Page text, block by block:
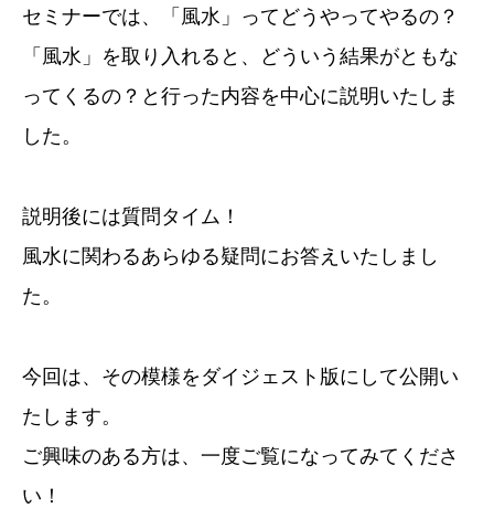
セミナーでは、「風水」ってどうやってやるの？
「風水」を取り入れると、どういう結果がともな
ってくるの？と行った内容を中心に説明いたしま
した。
説明後には質問タイム！
風水に関わるあらゆる疑問にお答えいたしまし
た。
今回は、その模様をダイジェスト版にして公開い
たします。
ご興味のある方は、一度ご覧になってみてくださ
い！